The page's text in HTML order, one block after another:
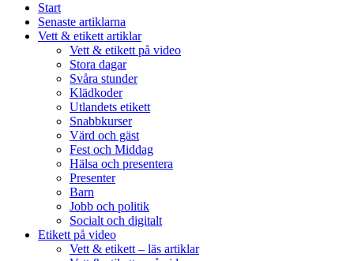
Start
Senaste artiklarna
Vett & etikett artiklar
Vett & etikett på video
Stora dagar
Svåra stunder
Klädkoder
Utlandets etikett
Snabbkurser
Värd och gäst
Fest och Middag
Hälsa och presentera
Presenter
Barn
Jobb och politik
Socialt och digitalt
Etikett på video
Vett & etikett – läs artiklar